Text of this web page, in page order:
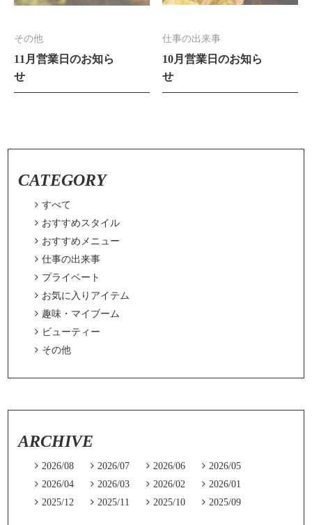
その他
11月営業日のお知ら
せ
仕事の出来事
10月営業日のお知ら
せ
CATEGORY
 すべて
 おすすめスタイル
 おすすめメニュー
 仕事の出来事
 プライベート
 お気に入りアイテム
 趣味・マイブーム
 ビューティー
 その他
ARCHIVE
 2026/08  2026/07  2026/06  2026/05
 2026/04  2026/03  2026/02  2026/01
 2025/12  2025/11  2025/10  2025/09